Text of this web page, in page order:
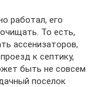
работал, его
То есть,
ассенизаторов,
к септику,
быть не совсем
поселок